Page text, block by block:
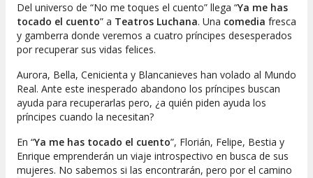
Del universo de “No me toques el cuento” llega “Ya me has
tocado el cuento” a Teatros Luchana. Una comedia fresca
y gamberra donde veremos a cuatro príncipes desesperados
por recuperar sus vidas felices.
Aurora, Bella, Cenicienta y Blancanieves han volado al Mundo
Real. Ante este inesperado abandono los príncipes buscan
ayuda para recuperarlas pero, ¿a quién piden ayuda los
príncipes cuando la necesitan?
En “Ya me has tocado el cuento”, Florián, Felipe, Bestia y
Enrique emprenderán un viaje introspectivo en busca de sus
mujeres. No sabemos si las encontrarán, pero por el camino